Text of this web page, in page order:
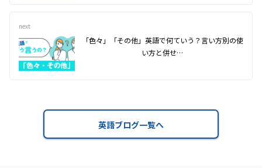
next
「色々」「その他」英語で何ていう？言い方別の使
い方と併せ…
英語ブログ一覧へ